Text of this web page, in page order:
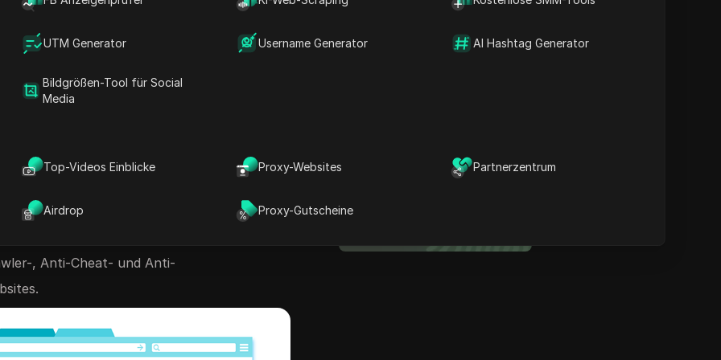
UTM Generator Username Generator AI Hashtag Generator
Bildgrößen-Tool für Social
Media
Top-Videos Einblicke Proxy-Websites Partnerzentrum
Airdrop Proxy-Gutscheine
ändern kann, wodurch der
wird, dass die echte Identität und die
verborgen werden und letztendlich
des Internetzugangs des Benutzers
den Browsertyp, die Versionsnummer,
und andere Informationen
Diese Technologie kann Benutzern dabei
, Anti-Cheat- und Anti-
Was ist der Anti-Detect-